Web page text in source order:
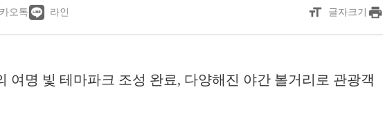
오톡 라인 format_size 글자크기 print
여명 빛 테마파크 조성 완료, 다양해진 야간 볼거리로 관광객